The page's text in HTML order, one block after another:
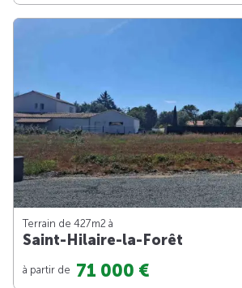
Terrain de 427m2 à
Saint-Hilaire-la-Forêt
à partir de 71 000 €